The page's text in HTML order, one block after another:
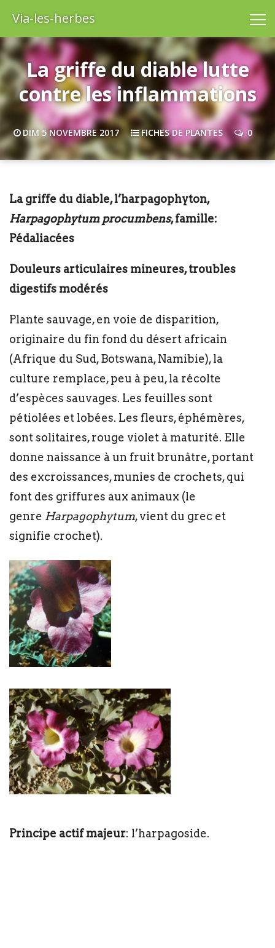
Via-les-herbes
La griffe du diable lutte
contre les inflammations
DIM 5 NOVEMBRE 2017 FICHES DE PLANTES 0
La griffe du diable, l’harpagophyton,
Harpagophytum procumbens, famille:
Pédaliacées
Douleurs articulaires mineures, troubles
digestifs modérés
Plante sauvage, en voie de disparition,
originaire du fin fond du désert africain
(Afrique du Sud, Botswana, Namibie), la
culture remplace, peu à peu, la récolte
d’espèces sauvages. Les feuilles sont
pétiolées et lobées. Les fleurs, éphémères,
sont solitaires, rouge violet à maturité. Elle
donne naissance à un fruit brunâtre, portant
des excroissances, munies de crochets, qui
font des griffures aux animaux (le
genre Harpagophytum, vient du grec et
signifie crochet).
Principe actif majeur: l’harpagoside.